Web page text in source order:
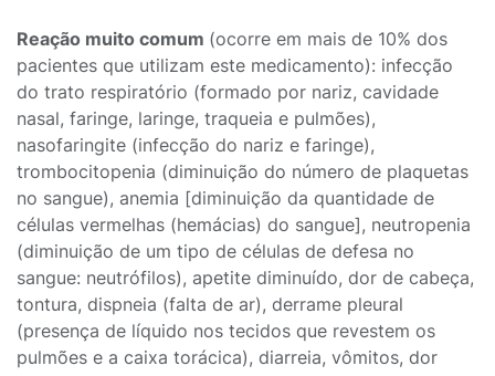
Reação muito comum (ocorre em mais de 10% dos
pacientes que utilizam este medicamento): infecção
do trato respiratório (formado por nariz, cavidade
nasal, faringe, laringe, traqueia e pulmões),
nasofaringite (infecção do nariz e faringe),
trombocitopenia (diminuição do número de plaquetas
no sangue), anemia [diminuição da quantidade de
células vermelhas (hemácias) do sangue], neutropenia
(diminuição de um tipo de células de defesa no
sangue: neutrófilos), apetite diminuído, dor de cabeça,
tontura, dispneia (falta de ar), derrame pleural
(presença de líquido nos tecidos que revestem os
pulmões e a caixa torácica), diarreia, vômitos, dor